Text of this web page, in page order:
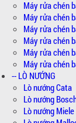
Máy rửa chén
Máy rửa chén
Máy rửa chén
Máy rửa chén
Máy rửa chén
Máy rửa chén
-- LÒ NƯỚNG
Lò nướng Cata
Lò nướng
Lò nướng